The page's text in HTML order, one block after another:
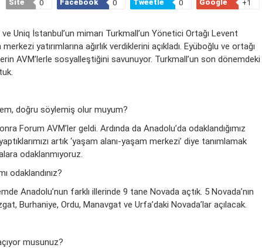
Site 0 Facebook 0 Tweetle 0 Google +1
Uniq İstanbul’un mimarı Turkmall’un Yönetici Ortağı Levent
yatırımlarına ağırlık verdiklerini açıkladı. Eyüboğlu ve ortağı
AVM’lerle sosyalleştiğini savunuyor. Turkmall’un son dönemdeki
doğru söylemiş olur muyum?
Forum AVM’ler geldi. Ardında da Anadolu’da odaklandığımız
artık ‘yaşam alanı-yaşam merkezi’ diye tanımlamak
odaklanmıyoruz.
odaklandınız?
Anadolu’nun farklı illerinde 9 tane Novada açtık. 5 Novada’nın
Burhaniye, Ordu, Manavgat ve Urfa’daki Novada’lar açılacak.
musunuz?